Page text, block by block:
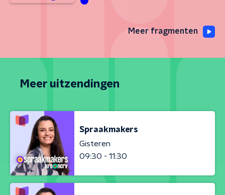
Meer fragmenten
Meer uitzendingen
Spraakmakers
Gisteren
09:30 - 11:30